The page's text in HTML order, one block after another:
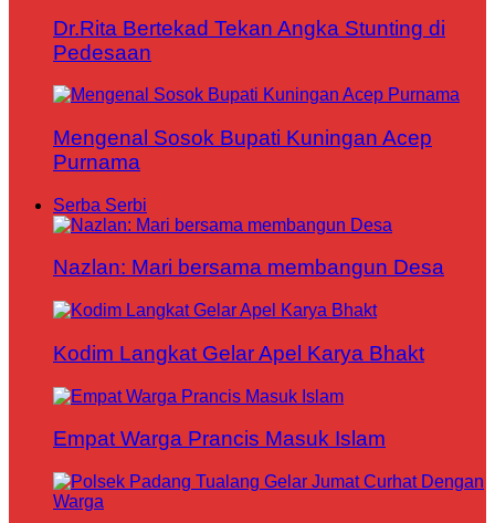
Dr.Rita Bertekad Tekan Angka Stunting di
Pedesaan
Mengenal Sosok Bupati Kuningan Acep
Purnama
Serba Serbi
Nazlan: Mari bersama membangun Desa
Kodim Langkat Gelar Apel Karya Bhakt
Empat Warga Prancis Masuk Islam